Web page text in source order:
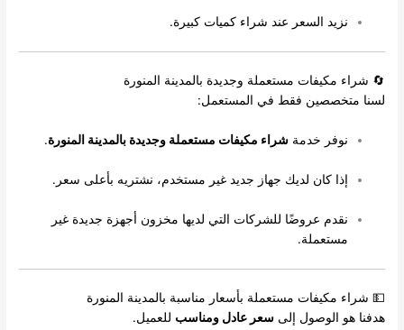
نزيد السعر عند شراء كميات كبيرة.
🔄 شراء مكيفات مستعملة وجديدة بالمدينة المنورة
لسنا متخصصين فقط في المستعمل:
نوفر خدمةشراء مكيفات مستعملة وجديدة بالمدينة المنورة.
إذا كان لديك جهاز جديد غير مستخدم، نشتريه بأعلى سعر.
نقدم عروضًا للشركات التي لديها مخزون أجهزة جديدة غير
مستعملة.
💵 شراء مكيفات مستعملة بأسعار مناسبة بالمدينة المنورة
هدفنا هو الوصول إلىسعر عادل ومناسب للعميل.